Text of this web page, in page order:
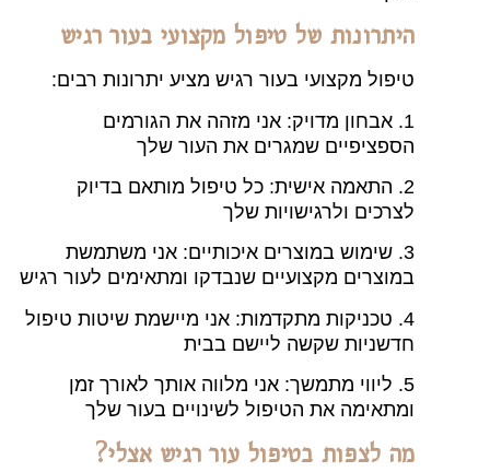
היתרונות של טיפול מקצועי בעור רגיש
טיפול מקצועי בעור רגיש מציע יתרונות רבים:
1. אבחון מדויק: אני מזהה את הגורמים
הספציפיים שמגרים את העור שלך
2. התאמה אישית: כל טיפול מותאם בדיוק
לצרכים ולרגישויות שלך
3. שימוש במוצרים איכותיים: אני משתמשת
במוצרים מקצועיים שנבדקו ומתאימים לעור רגיש
4. טכניקות מתקדמות: אני מיישמת שיטות טיפול
חדשניות שקשה ליישם בבית
5. ליווי מתמשך: אני מלווה אותך לאורך זמן
ומתאימה את הטיפול לשינויים בעור שלך
מה לצפות בטיפול עור רגיש אצלי?